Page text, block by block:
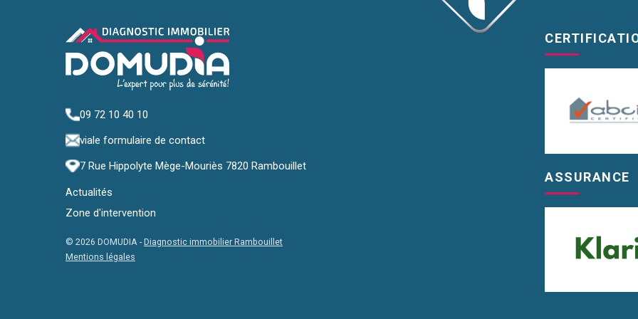
09 72 10 40 10
viale formulaire de contact
7 Rue Hippolyte Mège-Mouriès 7820 Rambouillet
Actualités
Zone d'intervention
© 2026 DOMUDIA -Diagnostic immobilier Rambouillet
Mentions légales
ASSURANCE